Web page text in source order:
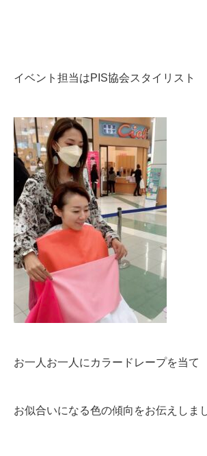
イベント担当はPIS協会スタイリスト
お一人お一人にカラードレープを当て
お似合いになる色の傾向をお伝えしま